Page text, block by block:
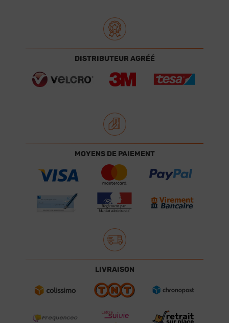
DISTRIBUTEUR AGRÉÉ
MOYENS DE PAIEMENT
LIVRAISON